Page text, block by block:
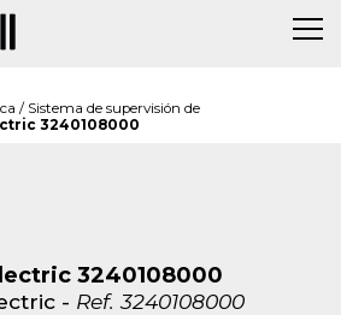
/ Sistema de supervisión de
3240108000
3240108000
- Ref.3240108000